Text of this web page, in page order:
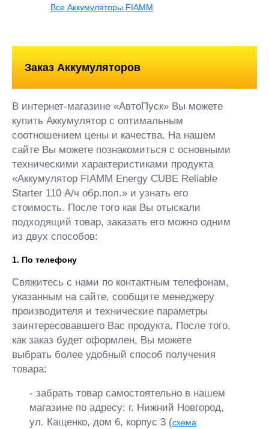
Все Аккумуляторы FIAMM
Заказ Аккумуляторов
В интернет-магазине «АвтоПуск» Вы можете
купить Аккумулятор с оптимальным
соотношением цены и качества. На нашем
сайте Вы можете познакомиться с основными
техническими характеристиками продукта
«Аккумулятор FIAMM Energy CUBE Reliable
Starter 110 А/ч обр.пол.» и узнать его
стоимость. После того как Вы отыскали
подходящий товар, заказать его можно одним
из двух способов:
1. По телефону
Свяжитесь с нами по контактным телефонам,
указанным на сайте, сообщите менеджеру
производителя и технические параметры
заинтересовавшего Вас продукта. После того,
как заказ будет оформлен, Вы можете
выбрать более удобный способ получения
товара:
- забрать товар самостоятельно в нашем
магазине по адресу: г. Нижний Новгород,
ул. Кащенко, дом 6, корпус 3 (схема